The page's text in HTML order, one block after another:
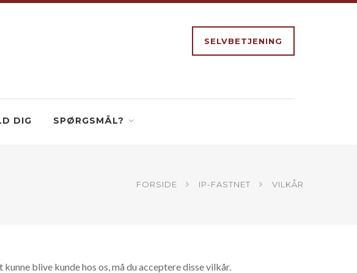
SELVBETJENING
DIG SPØRGSMÅL?
FORSIDE IP-FASTNET VILKÅR
blive kunde hos os, må du acceptere disse vilkår.